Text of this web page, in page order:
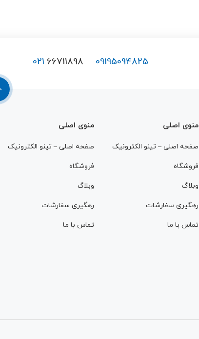
021 66711898 09195094825
منوی اصلی
صفحه اصلی – تینو الکترونیک
فروشگاه
وبلاگ
رهگیری سفارشات
تماس با ما
منوی اصلی
صفحه اصلی – تینو الکترونیک
فروشگاه
وبلاگ
رهگیری سفارشات
تماس با ما